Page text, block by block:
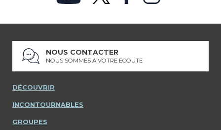
NOUS CONTACTER
NOUS SOMMES À VOTRE ÉCOUTE
DÉCOUVRIR
INCONTOURNABLES
GROUPES